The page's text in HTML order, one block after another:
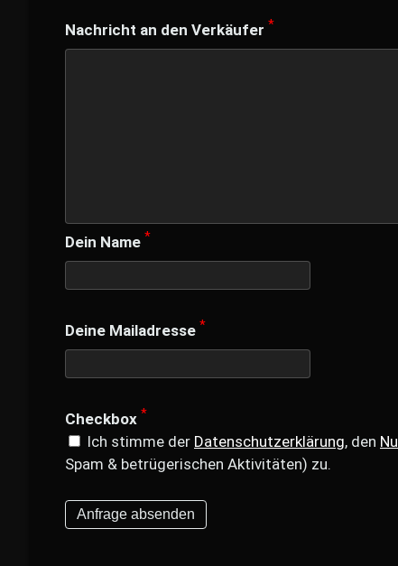
Nachricht an den Verkäufer *
Dein Name *
Deine Mailadresse *
Checkbox *
Ich stimme der Datenschutzerklärung, den
Spam & betrügerischen Aktivitäten) zu.